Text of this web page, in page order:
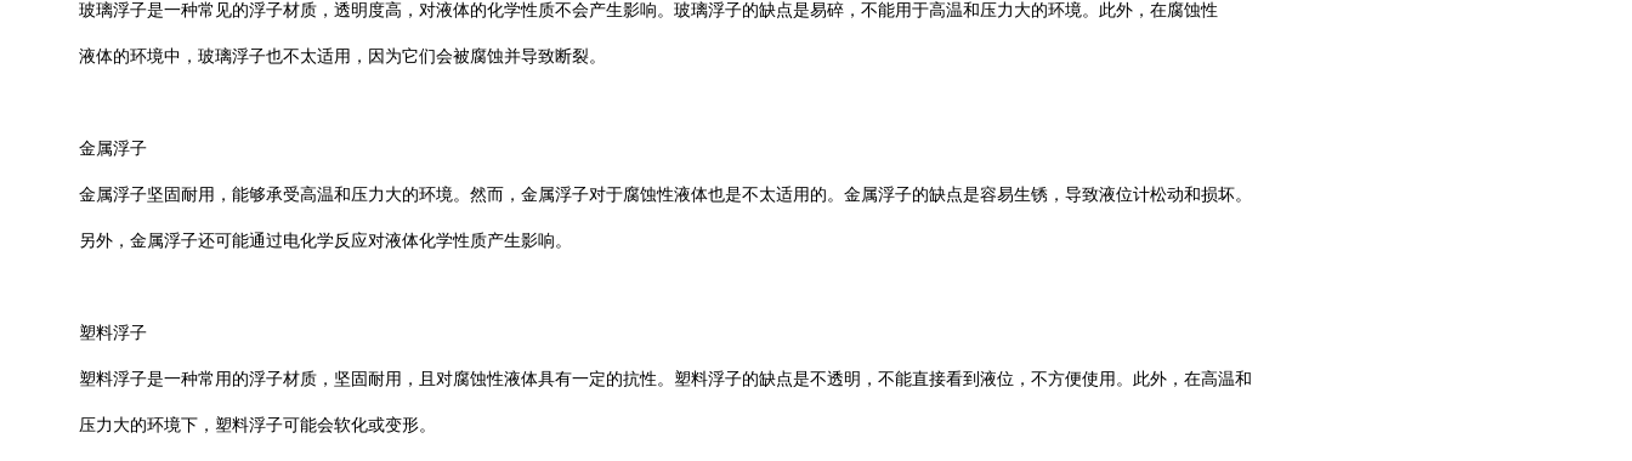
玻璃浮子是一种常见的浮子材质，透明度高，对液体的化学性质不会产生影响。玻璃浮子的缺点是易碎，不能用于高温和压力大的环境。此外，在腐蚀性
液体的环境中，玻璃浮子也不太适用，因为它们会被腐蚀并导致断裂。
金属浮子
金属浮子坚固耐用，能够承受高温和压力大的环境。然而，金属浮子对于腐蚀性液体也是不太适用的。金属浮子的缺点是容易生锈，导致液位计松动和损坏。
另外，金属浮子还可能通过电化学反应对液体化学性质产生影响。
塑料浮子
塑料浮子是一种常用的浮子材质，坚固耐用，且对腐蚀性液体具有一定的抗性。塑料浮子的缺点是不透明，不能直接看到液位，不方便使用。此外，在高温和
压力大的环境下，塑料浮子可能会软化或变形。